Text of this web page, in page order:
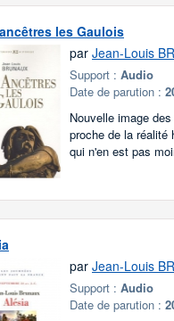
les Gaulois
par Jean-Louis
Support : Audio
Date de parution :
Nouvelle image
proche de la réalité
qui n'en est pas
par Jean-Louis
Support : Audio
Date de parution :